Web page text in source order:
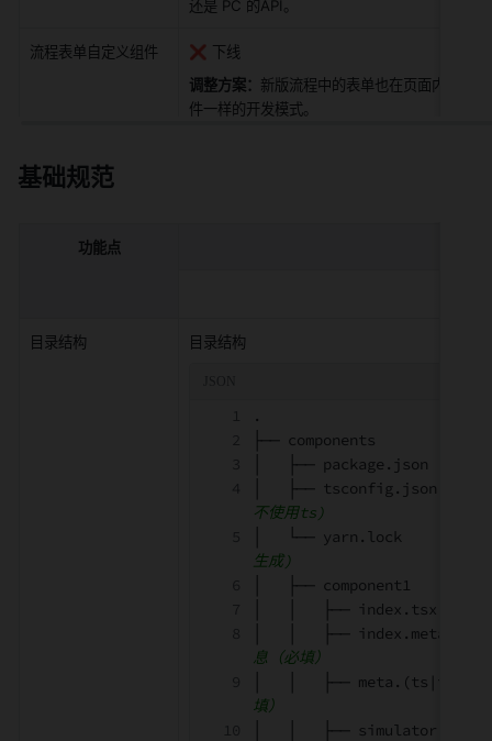
还是 PC 的API。
流程表单自定义组件
❌ 下线
调整方案： 新版流程中的表单也在页面内搭建
件一样的开发模式。
基础规范
功能点
目录结构 目录结构
.
├──
│   ├──
│   ├──
不使用ts)
│   └──
生成)
│   ├──
│   │   ├──
│   │   ├──
息（必填）
│   │   ├──
填）
│   │   ├──